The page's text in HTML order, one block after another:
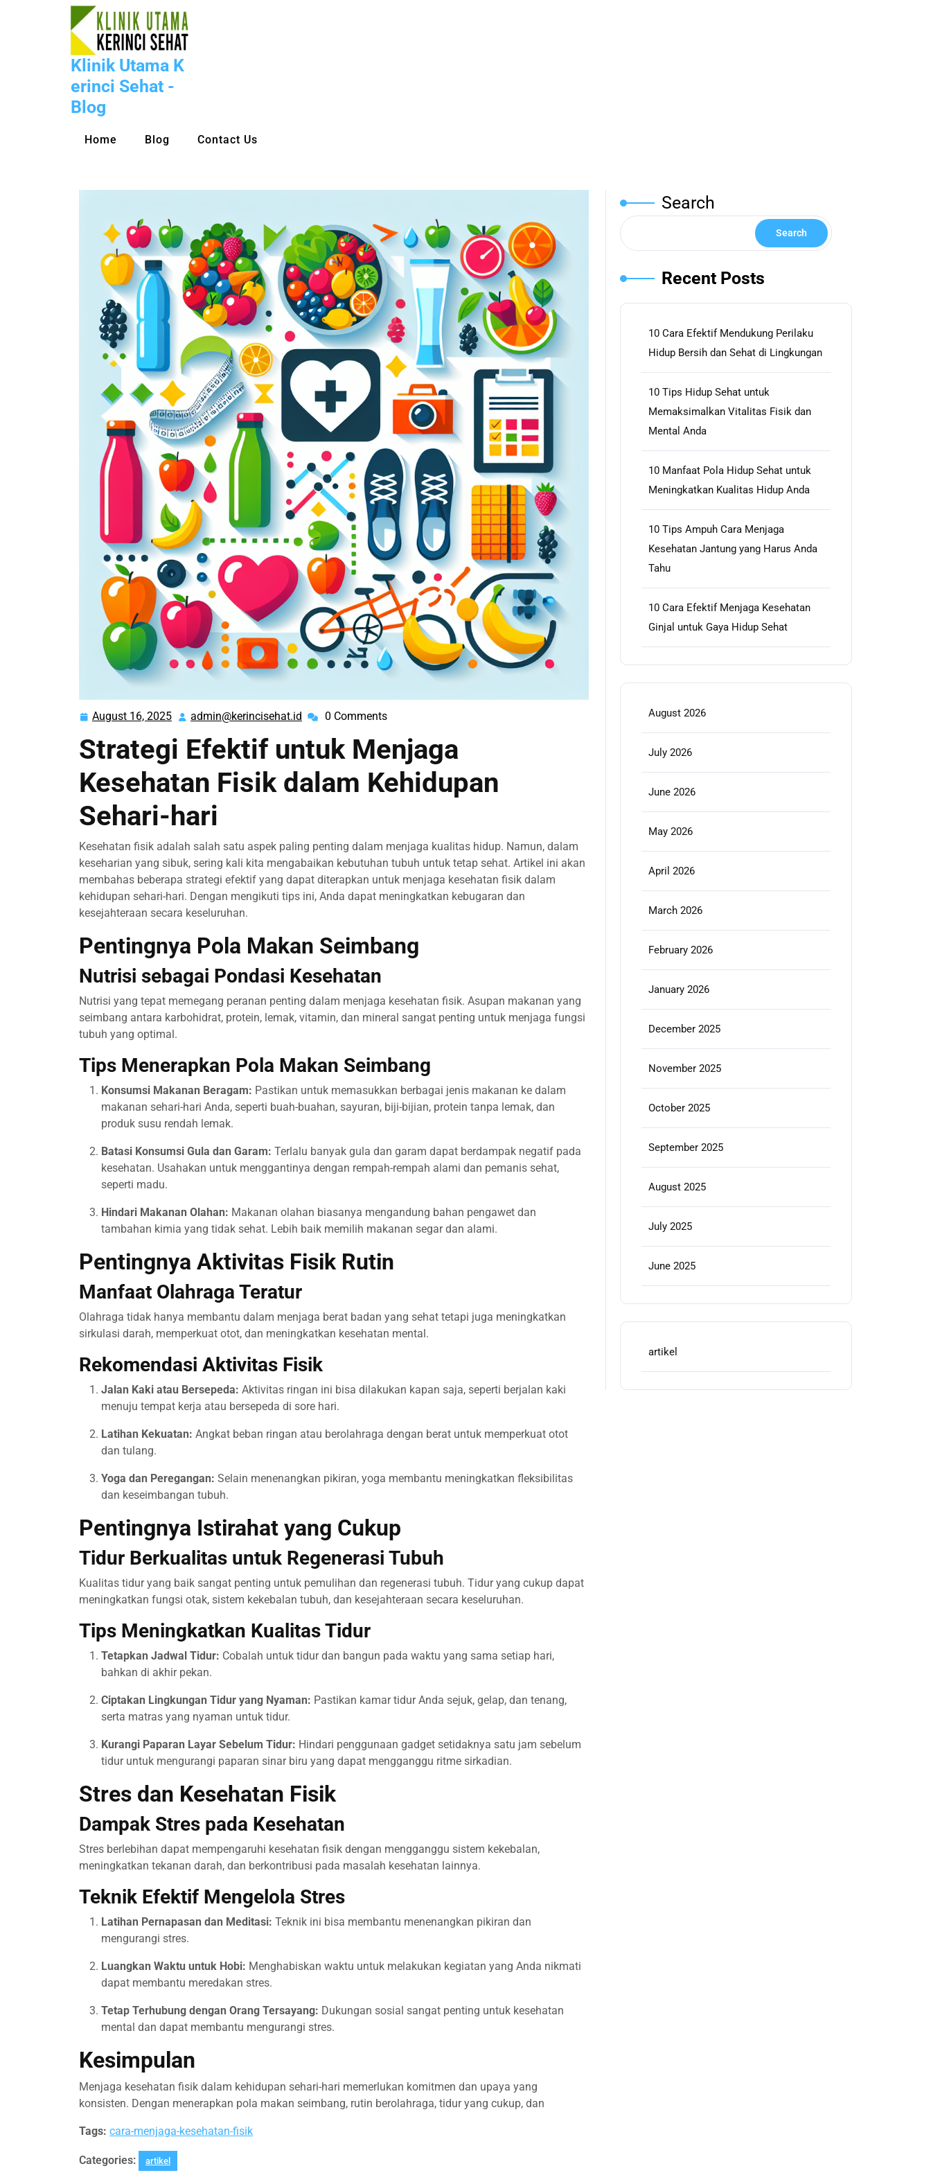
Klinik Utama K
erinci Sehat -
Blog
Home Blog Contact Us
August 16, 2025 August
2025
admin@kerincisehat.id admin@kerincisehat.id
0 Comments
Strategi Efektif untuk Menjaga
Kesehatan Fisik dalam Kehidupan
Sehari-hari
Kesehatan fisik adalah salah satu aspek paling penting dalam menjaga kualitas hidup. Namun, dalam
keseharian yang sibuk, sering kali kita mengabaikan kebutuhan tubuh untuk tetap sehat. Artikel ini akan
membahas beberapa strategi efektif yang dapat diterapkan untuk menjaga kesehatan fisik dalam
kehidupan sehari-hari. Dengan mengikuti tips ini, Anda dapat meningkatkan kebugaran dan
kesejahteraan secara keseluruhan.
Pentingnya Pola Makan Seimbang
Nutrisi sebagai Pondasi Kesehatan
Nutrisi yang tepat memegang peranan penting dalam menjaga kesehatan fisik. Asupan makanan yang
seimbang antara karbohidrat, protein, lemak, vitamin, dan mineral sangat penting untuk menjaga fungsi
tubuh yang optimal.
Tips Menerapkan Pola Makan Seimbang
Konsumsi Makanan Beragam: Pastikan untuk memasukkan berbagai jenis makanan ke dalam
makanan sehari-hari Anda, seperti buah-buahan, sayuran, biji-bijian, protein tanpa lemak, dan
produk susu rendah lemak.
Batasi Konsumsi Gula dan Garam: Terlalu banyak gula dan garam dapat berdampak negatif pada
kesehatan. Usahakan untuk menggantinya dengan rempah-rempah alami dan pemanis sehat,
seperti madu.
Hindari Makanan Olahan: Makanan olahan biasanya mengandung bahan pengawet dan
tambahan kimia yang tidak sehat. Lebih baik memilih makanan segar dan alami.
Pentingnya Aktivitas Fisik Rutin
Manfaat Olahraga Teratur
Olahraga tidak hanya membantu dalam menjaga berat badan yang sehat tetapi juga meningkatkan
sirkulasi darah, memperkuat otot, dan meningkatkan kesehatan mental.
Rekomendasi Aktivitas Fisik
Jalan Kaki atau Bersepeda: Aktivitas ringan ini bisa dilakukan kapan saja, seperti berjalan kaki
menuju tempat kerja atau bersepeda di sore hari.
Latihan Kekuatan: Angkat beban ringan atau berolahraga dengan berat untuk memperkuat otot
dan tulang.
Yoga dan Peregangan: Selain menenangkan pikiran, yoga membantu meningkatkan fleksibilitas
dan keseimbangan tubuh.
Pentingnya Istirahat yang Cukup
Tidur Berkualitas untuk Regenerasi Tubuh
Kualitas tidur yang baik sangat penting untuk pemulihan dan regenerasi tubuh. Tidur yang cukup dapat
meningkatkan fungsi otak, sistem kekebalan tubuh, dan kesejahteraan secara keseluruhan.
Tips Meningkatkan Kualitas Tidur
Tetapkan Jadwal Tidur: Cobalah untuk tidur dan bangun pada waktu yang sama setiap hari,
bahkan di akhir pekan.
Ciptakan Lingkungan Tidur yang Nyaman: Pastikan kamar tidur Anda sejuk, gelap, dan tenang,
serta matras yang nyaman untuk tidur.
Kurangi Paparan Layar Sebelum Tidur: Hindari penggunaan gadget setidaknya satu jam sebelum
tidur untuk mengurangi paparan sinar biru yang dapat mengganggu ritme sirkadian.
Stres dan Kesehatan Fisik
Dampak Stres pada Kesehatan
Stres berlebihan dapat mempengaruhi kesehatan fisik dengan mengganggu sistem kekebalan,
meningkatkan tekanan darah, dan berkontribusi pada masalah kesehatan lainnya.
Teknik Efektif Mengelola Stres
Latihan Pernapasan dan Meditasi: Teknik ini bisa membantu menenangkan pikiran dan
mengurangi stres.
Luangkan Waktu untuk Hobi: Menghabiskan waktu untuk melakukan kegiatan yang Anda nikmati
dapat membantu meredakan stres.
Tetap Terhubung dengan Orang Tersayang: Dukungan sosial sangat penting untuk kesehatan
mental dan dapat membantu mengurangi stres.
Kesimpulan
Menjaga kesehatan fisik dalam kehidupan sehari-hari memerlukan komitmen dan upaya yang
konsisten. Dengan menerapkan pola makan seimbang, rutin berolahraga, tidur yang cukup, dan
Tags: cara-menjaga-kesehatan-fisik
Categories: artikel
Search
Search
Recent Posts
10 Cara Efektif Mendukung Perilaku
Hidup Bersih dan Sehat di Lingkungan
10 Tips Hidup Sehat untuk
Memaksimalkan Vitalitas Fisik dan
Mental Anda
10 Manfaat Pola Hidup Sehat untuk
Meningkatkan Kualitas Hidup Anda
10 Tips Ampuh Cara Menjaga
Kesehatan Jantung yang Harus Anda
Tahu
10 Cara Efektif Menjaga Kesehatan
Ginjal untuk Gaya Hidup Sehat
August 2026
July 2026
June 2026
May 2026
April 2026
March 2026
February 2026
January 2026
December 2025
November 2025
October 2025
September 2025
August 2025
July 2025
June 2025
artikel